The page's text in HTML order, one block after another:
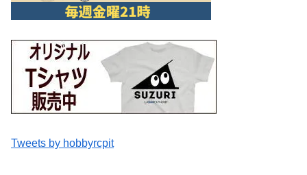
Tweets by hobbyrcpit